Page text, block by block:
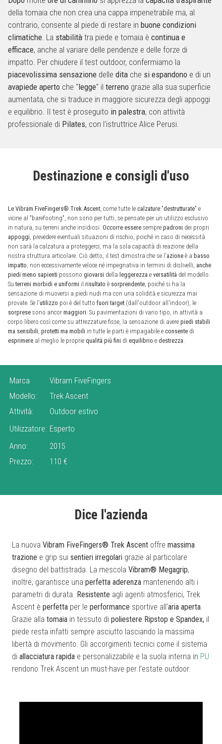
della tomaia che non crea una cappa impenetrabile ma, al
contrario, consente al piede di restare in buone condizioni
climatiche . La stabilità tra piede e tomaia è continua e
efficace, anche al variare delle pendenze e delle forze di
impatto. Per chiudere il test outdoor, confermiamo la
piacevolissima sensazione delle dita che si espandono e di un
avapiede aperto che "legge" il terreno grazie alla sua superficie
aumentata, che si traduce in maggiore sicurezza degli appoggi
e equilibrio. Il test è proseguito in palestra, con attività
professionale di Pilates, con l'istruttrice Alice Perusi.
Destinazione e consigli d'uso
Le Vibram FiveFingers® Trek Ascent , come tutte le calzature "destrutturate" e
vicine al "barefooting", non sono per tutti, se pensate per un utilizzo esclusivo
in natura, su terreni anche insidiosi. Occorre essere sempre padroni dei propri
appoggi , prevedere eventuali situazioni di rischio, poiché in caso di necessità
non sarà la calzatura a proteggerci, ma la sola capacità di reazione della
nostra struttura articolare. Ciò detto, il test dimostra che se l'azione è a basso
impatto , non eccessivamente veloce né impegnativa in termini di dislivelli, anche
piedi meno sapienti possono giovarsi della leggerezza e versatilità del modello.
Suterreni morbidi e uniformi il risultato è sorprendente , poiché si ha la
sensazione di muoversi a piedi nudi ma con una solidità e sicurezza mai
provate. Se l'utilizzo poi è del tutto fuori target (dall'outdoor all'indoor), le
sorprese sono ancor maggiori . Su pavimentazioni di vario tipo, in attività a
corpo libero così come su attrezzature fisse, la sensazione di avere piedi stabili
ma sensibili protetti ma mobili in tutte le parti è impagabile e consente di
esprimere al meglio le proprie qualità più fini di equilibrio e destrezza
Marca
Vibram FiveFingers
Modello:
Trek Ascent
Attività:
Outdoor estivo
Utilizzatore: Esperto
Anno:
2015
Prezzo:
110 €
Dice l'azienda
La nuova Vibram FiveFingers® Trek Ascent offre massima
trazione e grip sui sentieri irregolari grazie al particolare
disegno del battistrada. La mescola Vibram® Megagrip,
inoltre, garantisce una perfetta aderenza mantenendo alti i
parametri di durata. Resistente agli agenti atmosferici, Trek
Ascent è perfetta per le performance sportive all’aria aperta.
Grazie alla tomaia in tessuto di poliestere Ripstop e Spandex, il
piede resta infatti sempre asciutto lasciando la massima
libertà di movimento. Gli accorgimenti tecnici come il sistema
di allacciatura rapida e personalizzabile e la suola interna in PU
rendono Trek Ascent un must-have per l’estate outdoor.